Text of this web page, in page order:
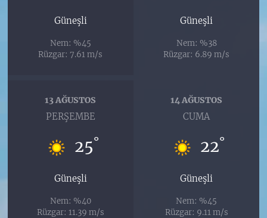
Güneşli
Nem: %45
Rüzgar: 7.61 m/s
Güneşli
Nem: %38
Rüzgar: 6.89 m/s
13 AĞUSTOS
PERŞEMBE
25°
Güneşli
Nem: %40
Rüzgar: 11.39 m/s
14 AĞUSTOS
CUMA
22°
Güneşli
Nem: %45
Rüzgar: 9.11 m/s